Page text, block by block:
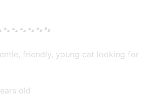
friendly, young cat looking for
old